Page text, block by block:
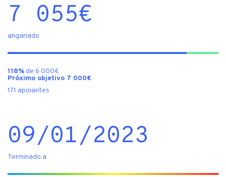
7 055€
angariado
118% de 6 000€
Próximo objetivo 7 000€
171 apoiantes
09/01/2023
Terminado a